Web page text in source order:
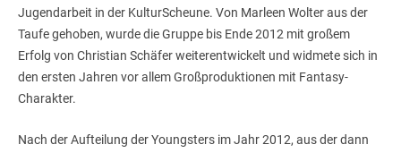
Jugendarbeit in der KulturScheune. Von Marleen Wolter aus der
Taufe gehoben, wurde die Gruppe bis Ende 2012 mit großem
Erfolg von Christian Schäfer weiterentwickelt und widmete sich in
den ersten Jahren vor allem Großproduktionen mit Fantasy-
Charakter.
Nach der Aufteilung der Youngsters im Jahr 2012, aus der dann